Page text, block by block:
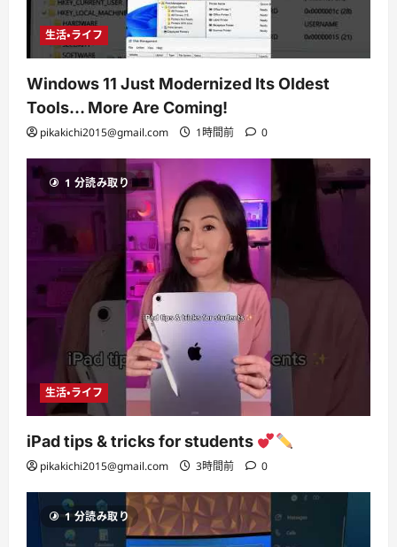
生活・ライフ
Windows 11 Just Modernized Its Oldest
Tools… More Are Coming!
pikakichi2015@gmail.com 1時間前 0
1 分読み取り
生活・ライフ
iPad tips & tricks for students
pikakichi2015@gmail.com 3時間前 0
1 分読み取り